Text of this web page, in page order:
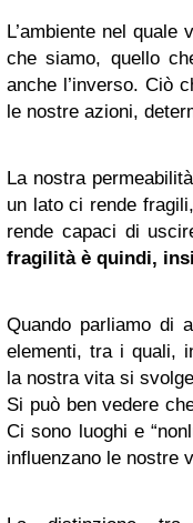
L’ambiente nel quale
che siamo, quello
anche l’inverso. Ciò
le nostre azioni,
La nostra
un lato ci rende
rende capaci di
fragilità è quindi,
Quando parliamo di
elementi, tra i quali,
la nostra vita si
Si può ben vedere
Ci sono luoghi e
influenzano le nostre